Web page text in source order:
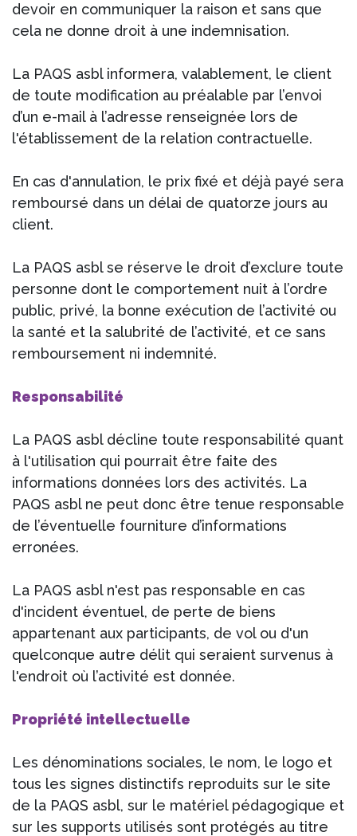
devoir en communiquer la raison et sans que
cela ne donne droit à une indemnisation.
La PAQS asbl informera, valablement, le client
de toute modification au préalable par l’envoi
d’un e-mail à l’adresse renseignée lors de
l'établissement de la relation contractuelle.
En cas d'annulation, le prix fixé et déjà payé sera
remboursé dans un délai de quatorze jours au
client.
La PAQS asbl se réserve le droit d’exclure toute
personne dont le comportement nuit à l’ordre
public, privé, la bonne exécution de l’activité ou
la santé et la salubrité de l’activité, et ce sans
remboursement ni indemnité.
Responsabilité
La PAQS asbl décline toute responsabilité quant
à l'utilisation qui pourrait être faite des
informations données lors des activités. La
PAQS asbl ne peut donc être tenue responsable
de l’éventuelle fourniture d’informations
erronées.
La PAQS asbl n'est pas responsable en cas
d'incident éventuel, de perte de biens
appartenant aux participants, de vol ou d'un
quelconque autre délit qui seraient survenus à
l'endroit où l’activité est donnée.
Propriété intellectuelle
Les dénominations sociales, le nom, le logo et
tous les signes distinctifs reproduits sur le site
de la PAQS asbl, sur le matériel pédagogique et
sur les supports utilisés sont protégés au titre